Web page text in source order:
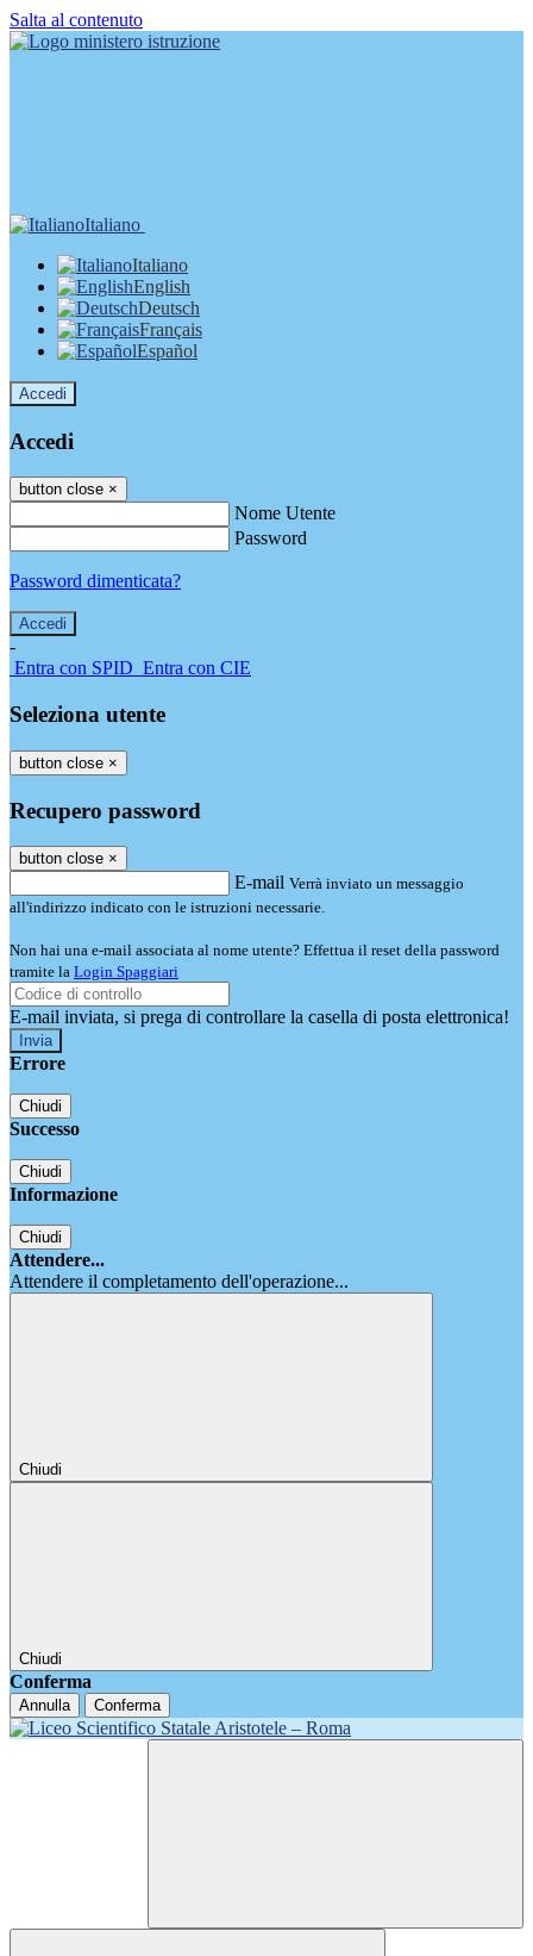
Salta al contenuto
Italiano
Italiano
English
Deutsch
Français
Español
Accedi
Accedi
button close ×
Nome Utente
Password
Password dimenticata?
-
Entra con SPID Entra con CIE
Seleziona utente
button close ×
Recupero password
button close ×
E-mail Verrà inviato un messaggio
all'indirizzo indicato con le istruzioni necessarie.
Non hai una e-mail associata al nome utente? Effettua il reset della password
tramite la Login Spaggiari
E-mail inviata, si prega di controllare la casella di posta elettronica!
Errore
Chiudi
Successo
Chiudi
Informazione
Chiudi
Attendere...
Attendere il completamento dell'operazione...
Chiudi
Chiudi
Conferma
Annulla Conferma